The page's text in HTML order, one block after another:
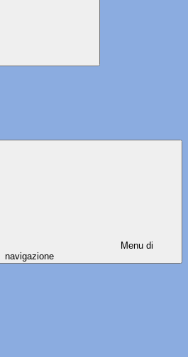
Menu di
navigazione